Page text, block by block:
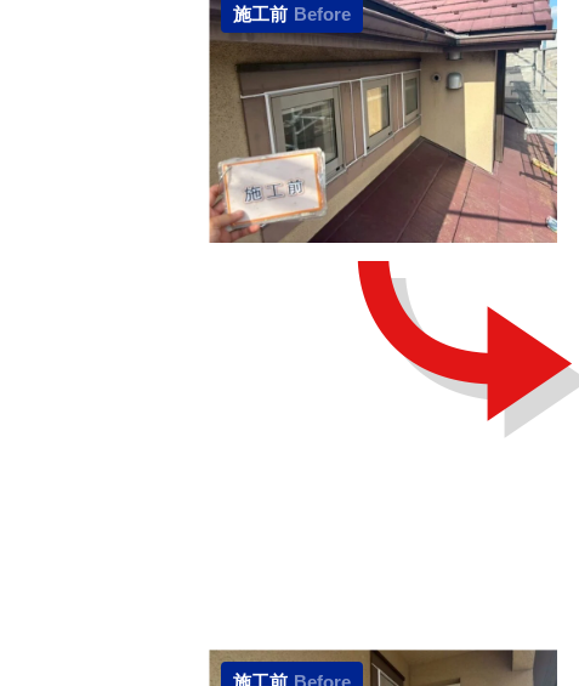
施工前 Before
施工前 Before